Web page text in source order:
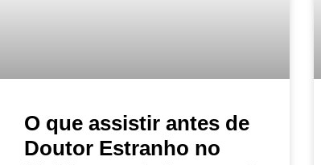
O que assistir antes de
Doutor Estranho no